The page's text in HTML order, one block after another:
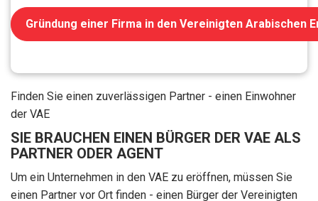
Gründung einer Firma in den Vereinigten Arabischen
Finden Sie einen zuverlässigen Partner - einen Einwohner
der VAE
SIE BRAUCHEN EINEN BÜRGER DER VAE ALS
PARTNER ODER AGENT
Um ein Unternehmen in den VAE zu eröffnen, müssen Sie
einen Partner vor Ort finden - einen Bürger der Vereinigten